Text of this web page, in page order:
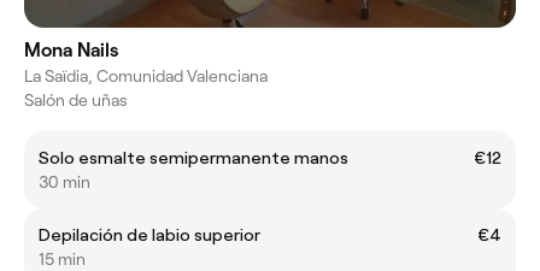
Mona Nails
La Saïdia, Comunidad Valenciana
Salón de uñas
Solo esmalte semipermanente manos
€12
30 min
Depilación de labio superior
€4
15 min